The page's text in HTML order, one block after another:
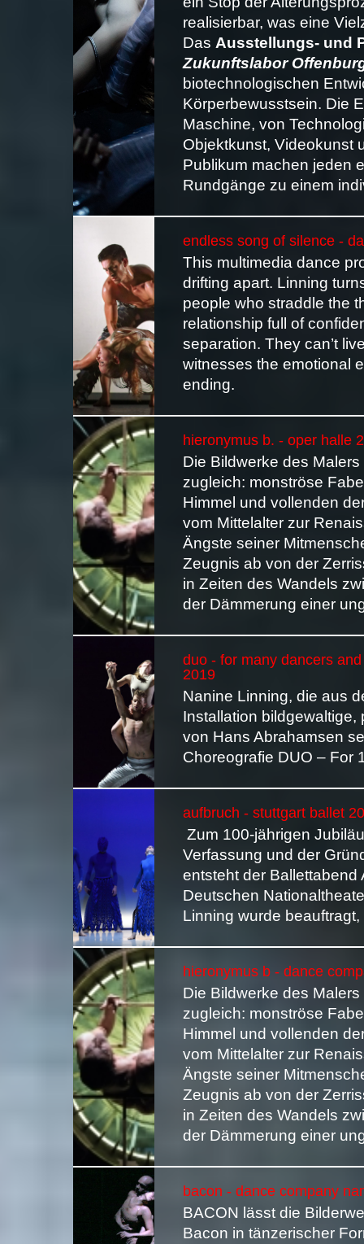
realisierbar, was eine
Das Ausstellungs- und
Zukunftslabor
biotechnologischen
Körperbewusstsein. Die
Maschine, von
Objektkunst, Videokunst
Publikum machen jeden
Rundgänge zu einem
endless song of silence -
This multimedia dance
drifting apart. Linning
people who straddle the
relationship full of
separation. They can’t
witnesses the emotional
ending.
hieronymus b. - oper halle
Die Bildwerke des
zugleich: monströse
Himmel und vollenden
vom Mittelalter zur
Ängste seiner
Zeugnis ab von der
in Zeiten des Wandels
der Dämmerung einer
duo - for many dancers
2019
Nanine Linning, die aus
Installation
von Hans Abrahamsen
Choreografie DUO – For
aufbruch - stuttgart ballet
Zum 100-jährigen
Verfassung und der
entsteht der
Deutschen
Linning wurde
hieronymus b - dance
Die Bildwerke des
zugleich: monströse
Himmel und vollenden
vom Mittelalter zur
Ängste seiner
Zeugnis ab von der
in Zeiten des Wandels
der Dämmerung einer
bacon - dance company
BACON lässt die
Bacon in tänzerischer